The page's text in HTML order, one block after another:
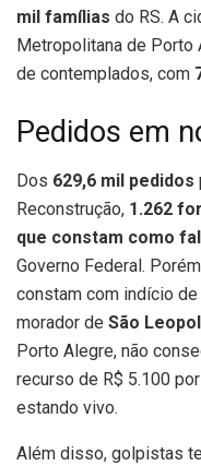
mil famílias do RS. A
Metropolitana de Porto
de contemplados, com
Pedidos em
Dos 629,6 mil pedidos
Reconstrução, 1.262
que constam como
Governo Federal.
constam com indício
morador de São
Porto Alegre, não
recurso de R$ 5.100
estando vivo.
Além disso, golpistas